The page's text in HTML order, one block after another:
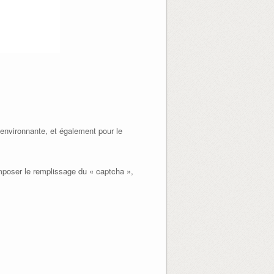
et également pour le
le remplissage du « captcha »,